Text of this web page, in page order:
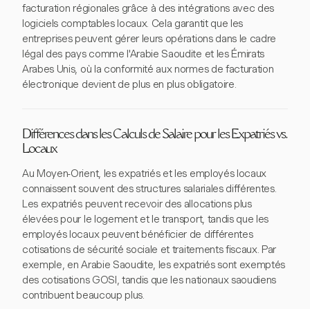
facturation régionales grâce à des intégrations avec des
logiciels comptables locaux. Cela garantit que les
entreprises peuvent gérer leurs opérations dans le cadre
légal des pays comme l'Arabie Saoudite et les Émirats
Arabes Unis, où la conformité aux normes de facturation
électronique devient de plus en plus obligatoire.
Différences dans les Calculs de Salaire pour les Expatriés vs.
Locaux
Au Moyen-Orient, les expatriés et les employés locaux
connaissent souvent des structures salariales différentes.
Les expatriés peuvent recevoir des allocations plus
élevées pour le logement et le transport, tandis que les
employés locaux peuvent bénéficier de différentes
cotisations de sécurité sociale et traitements fiscaux. Par
exemple, en Arabie Saoudite, les expatriés sont exemptés
des cotisations GOSI, tandis que les nationaux saoudiens
contribuent beaucoup plus.